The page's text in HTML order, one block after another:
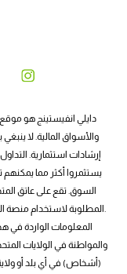
دايلي انفيستينج هو
والأسواق المالية. لا
إرشادات استثمارية.
يستثمروا أكثر مما
السوق. تقع على عاتق
المطلوبة لاستخدام منصة التداول وأي شيء سيكون مطلوبًا للتداول بشكل صحيح.
المعلومات الواردة
والمواطنة في الولايات
(أشخاص) في أي بلد أو